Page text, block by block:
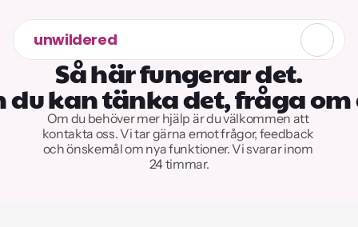
unwildered
Så här fungerar det.
du kan tänka det, fråga om
Om du behöver mer hjälp är du välkommen att
kontakta oss. Vi tar gärna emot frågor, feedback
och önskemål om nya funktioner. Vi svarar inom
24 timmar.